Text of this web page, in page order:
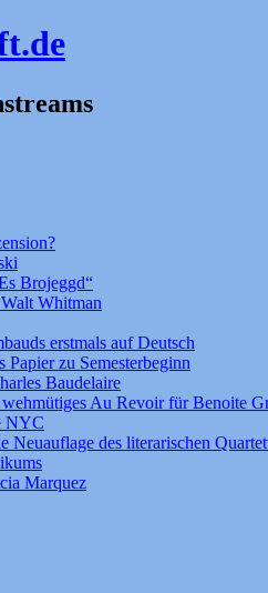
Brojeggd“
Whitman
erstmals auf Deutsch
zu Semesterbeginn
Baudelaire
Au Revoir für Benoite
NYC
Neuauflage des literarischen
Marquez